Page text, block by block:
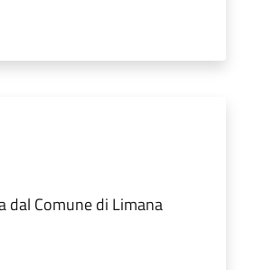
dal Comune di Limana